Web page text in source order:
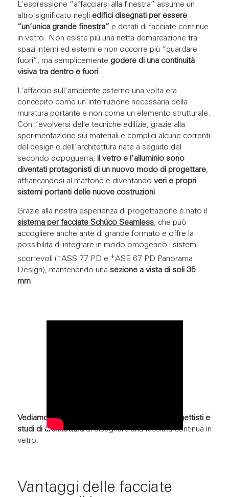
L’espressione “affacciarsi alla finestra” assume un
altro significato negli edifici disegnati per essere
“un’unica grande finestra” e dotati di facciate continue
in vetro. Non esiste più una netta demarcazione tra
spazi interni ed esterni e non occorre più “guardare
fuori”, ma semplicemente godere di una continuità
visiva tra dentro e fuori.
L’affaccio sull’ambiente esterno una volta era
concepito come un’interruzione necessaria della
muratura portante e non come un elemento strutturale.
Con l’evolversi delle tecniche edilizie, grazie alla
sperimentazione sui materiali e complici alcune correnti
del design e dell’architettura nate a seguito del
secondo dopoguerra, il vetro e l’alluminio sono
diventati protagonisti di un nuovo modo di progettare,
affiancandosi al mattone e diventando veri e propri
sistemi portanti delle nuove costruzioni.
Grazie alla nostra esperienza di progettazione è nato il
sistema per facciate Schüco Seamless, che può
accogliere anche ante di grande formato e offre la
possibilità di integrare in modo omogeneo i sistemi
scorrevoli (+ASS 77 PD e +ASE 67 PD Panorama
Design), mantenendo una sezione a vista di soli 35
mm.
Vediamo insieme quali sono i vantaggi per progettisti e
studi di architetturadi disegnare una facciata continua in
vetro.
Vantaggi delle facciate